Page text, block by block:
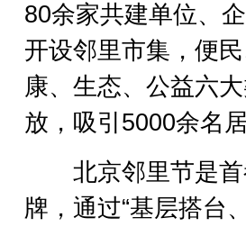
80余家共建单位、
开设邻里市集，便
康、生态、公益六
放，吸引5000余名
北京邻里节是首
牌，通过“基层搭台